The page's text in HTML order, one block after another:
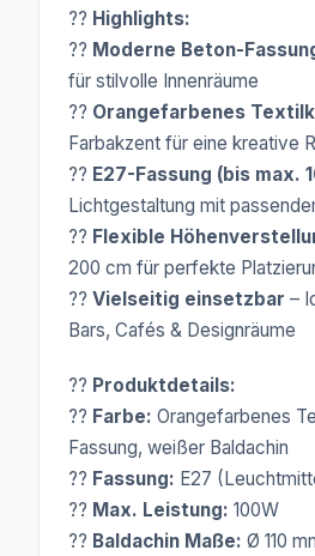
?? Highlights:
?? Moderne Beton-
für stilvolle Innenräume
?? Orangefarbenes
Farbakzent für eine kreative
?? E27-Fassung (bis max.
Lichtgestaltung mit
?? Flexible
200 cm für perfekte
?? Vielseitig einsetzbar –
Bars, Cafés & Designräume
?? Produktdetails:
?? Farbe: Orangefarbenes
Fassung, weißer Baldachin
?? Fassung: E27
?? Max. Leistung: 100W
?? Baldachin Maße: Ø 110